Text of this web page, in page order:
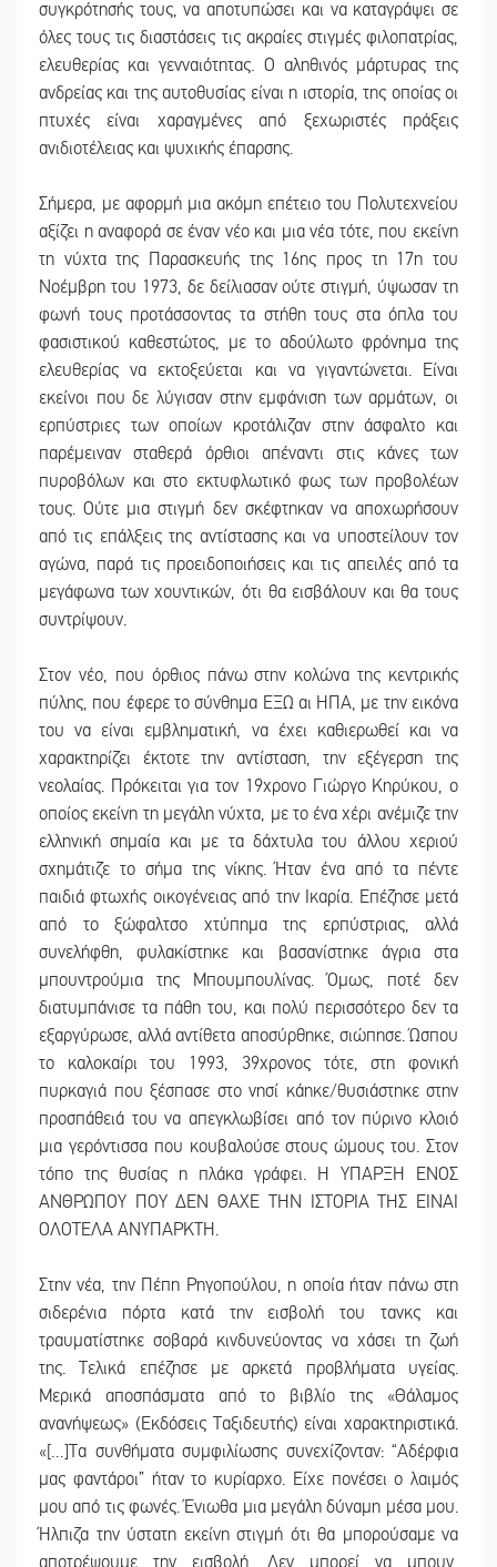
συγκρότησής τους, να αποτυπώσει και να καταγράψει σε
όλες τους τις διαστάσεις τις ακραίες στιγμές φιλοπατρίας,
ελευθερίας και γενναιότητας. Ο αληθινός μάρτυρας της
ανδρείας και της αυτοθυσίας είναι η ιστορία, της οποίας οι
πτυχές είναι χαραγμένες από ξεχωριστές πράξεις
ανιδιοτέλειας και ψυχικής έπαρσης.
Σήμερα, με αφορμή μια ακόμη επέτειο του Πολυτεχνείου
αξίζει η αναφορά σε έναν νέο και μια νέα τότε, που εκείνη
τη νύχτα της Παρασκευής της 16ης προς τη 17η του
Νοέμβρη του 1973, δε δείλιασαν ούτε στιγμή, ύψωσαν τη
φωνή τους προτάσσοντας τα στήθη τους στα όπλα του
φασιστικού καθεστώτος, με το αδούλωτο φρόνημα της
ελευθερίας να εκτοξεύεται και να γιγαντώνεται. Είναι
εκείνοι που δε λύγισαν στην εμφάνιση των αρμάτων, οι
ερπύστριες των οποίων κροτάλιζαν στην άσφαλτο και
παρέμειναν σταθερά όρθιοι απέναντι στις κάνες των
πυροβόλων και στο εκτυφλωτικό φως των προβολέων
τους. Ούτε μια στιγμή δεν σκέφτηκαν να αποχωρήσουν
από τις επάλξεις της αντίστασης και να υποστείλουν τον
αγώνα, παρά τις προειδοποιήσεις και τις απειλές από τα
μεγάφωνα των χουντικών, ότι θα εισβάλουν και θα τους
συντρίψουν.
Στον νέο, που όρθιος πάνω στην κολώνα της κεντρικής
πύλης, που έφερε το σύνθημα ΕΞΩ αι ΗΠΑ, με την εικόνα
του να είναι εμβληματική, να έχει καθιερωθεί και να
χαρακτηρίζει έκτοτε την αντίσταση, την εξέγερση της
νεολαίας. Πρόκειται για τον 19χρονο Γιώργο Κηρύκου, ο
οποίος εκείνη τη μεγάλη νύχτα, με το ένα χέρι ανέμιζε την
ελληνική σημαία και με τα δάχτυλα του άλλου χεριού
σχημάτιζε το σήμα της νίκης. Ήταν ένα από τα πέντε
παιδιά φτωχής οικογένειας από την Ικαρία. Επέζησε μετά
από το ξώφαλτσο χτύπημα της ερπύστριας, αλλά
συνελήφθη, φυλακίστηκε και βασανίστηκε άγρια στα
μπουντρούμια της Μπουμπουλίνας. Όμως, ποτέ δεν
διατυμπάνισε τα πάθη του, και πολύ περισσότερο δεν τα
εξαργύρωσε, αλλά αντίθετα αποσύρθηκε, σιώπησε. Ώσπου
το καλοκαίρι του 1993, 39χρονος τότε, στη φονική
πυρκαγιά που ξέσπασε στο νησί κάηκε/θυσιάστηκε στην
προσπάθειά του να απεγκλωβίσει από τον πύρινο κλοιό
μια γερόντισσα που κουβαλούσε στους ώμους του. Στον
τόπο της θυσίας η πλάκα γράφει. Η ΥΠΑΡΞΗ ΕΝΟΣ
ΑΝΘΡΩΠΟΥ ΠΟΥ ΔΕΝ ΘΑΧΕ ΤΗΝ ΙΣΤΟΡΙΑ ΤΗΣ ΕΙΝΑΙ
ΟΛΟΤΕΛΑ ΑΝΥΠΑΡΚΤΗ.
Στην νέα, την Πέπη Ρηγοπούλου, η οποία ήταν πάνω στη
σιδερένια πόρτα κατά την εισβολή του τανκς και
τραυματίστηκε σοβαρά κινδυνεύοντας να χάσει τη ζωή
της. Τελικά επέζησε με αρκετά προβλήματα υγείας.
Μερικά αποσπάσματα από το βιβλίο της «Θάλαμος
ανανήψεως» (Εκδόσεις Ταξιδευτής) είναι χαρακτηριστικά.
«[…]Τα συνθήματα συμφιλίωσης συνεχίζονταν: “Αδέρφια
μας φαντάροι” ήταν το κυρίαρχο. Είχε πονέσει ο λαιμός
μου από τις φωνές. Ένιωθα μια μεγάλη δύναμη μέσα μου.
Ήλπιζα την ύστατη εκείνη στιγμή ότι θα μπορούσαμε να